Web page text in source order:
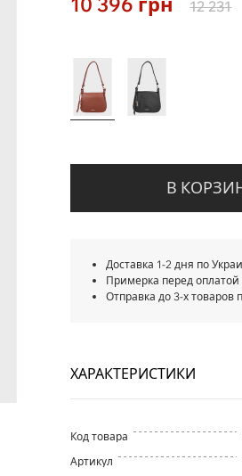
12 231
В
Доставка 1-2 дня по
Примерка перед оплатой
Отправка до 3-х товаров
ХАРАКТЕРИСТИКИ
Код товара
Артикул